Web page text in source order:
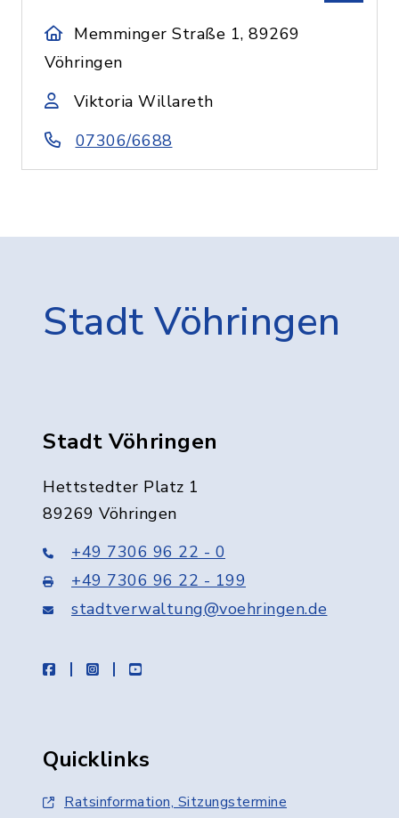
Memminger Straße 1, 89269
Vöhringen
Viktoria Willareth
07306/6688
Stadt Vöhringen
Stadt Vöhringen
Hettstedter Platz 1
89269 Vöhringen
+49 7306 96 22 - 0
+49 7306 96 22 - 199
stadtverwaltung@voehringen.de
facebookinstagramyoutube
Quicklinks
Ratsinformation, Sitzungstermine